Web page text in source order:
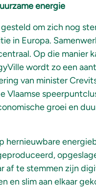
energie
om zich nog
in Europa.
Op die manier
wordt zo een
van minister
Vlaamse
groei en
af te stemmen zijn
en slim aan elkaar